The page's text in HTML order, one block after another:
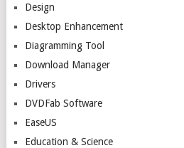
Design
Desktop Enhancement
Diagramming Tool
Download Manager
Drivers
DVDFab Software
EaseUS
Education & Science